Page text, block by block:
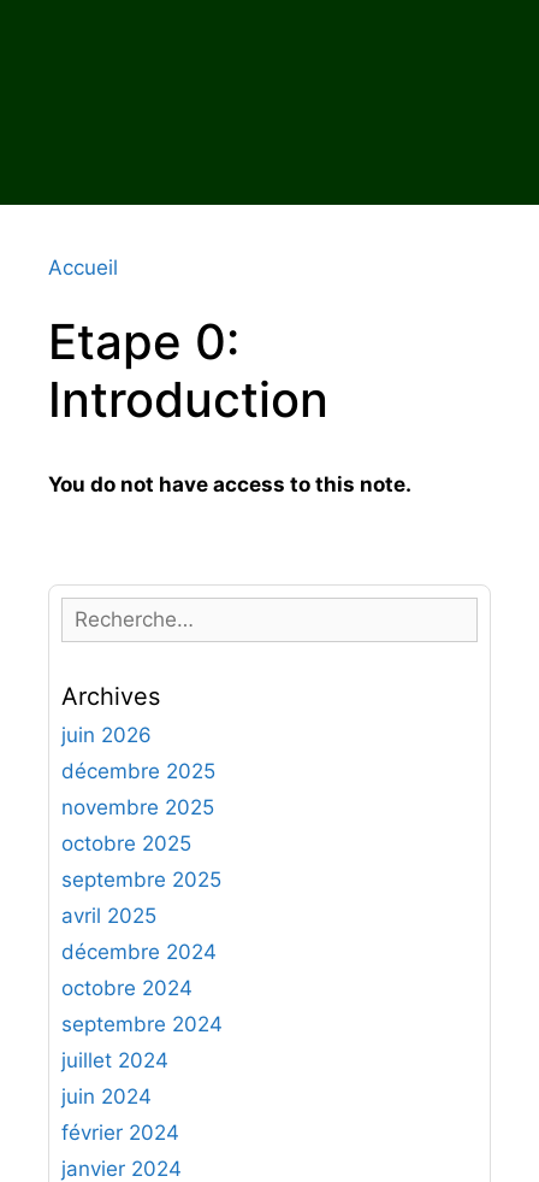
Accueil
Etape 0:
Introduction
You do not have access to this note.
e
h
e
r
h
e
r
:
Archives
juin 2026
décembre 2025
novembre 2025
octobre 2025
septembre 2025
avril 2025
décembre 2024
octobre 2024
septembre 2024
juillet 2024
juin 2024
février 2024
janvier 2024